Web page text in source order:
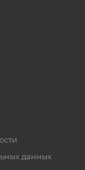
данных